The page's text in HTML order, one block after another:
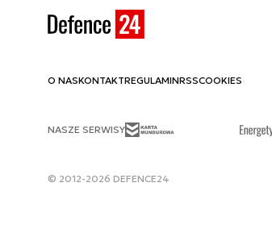
O NASKONTAKTREGULAMINRSSCOOKIES
NASZE SERWISY
© 2012-2026 DEFENCE24